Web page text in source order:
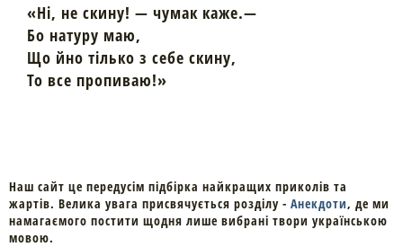
«Ні, не скину! — чумак каже.—
Бо натуру маю,
Що йно тілько з себе скину,
То все пропиваю!»
Наш сайт це передусім підбірка найкращих приколів та
жартів. Велика увага присвячується розділу - Анекдоти, де ми
намагаємого постити щодня лише вибрані твори українською
мовою.